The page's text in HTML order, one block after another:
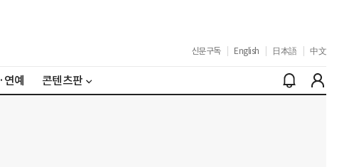
신문구독 English 日本語 中文
연예 콘텐츠판